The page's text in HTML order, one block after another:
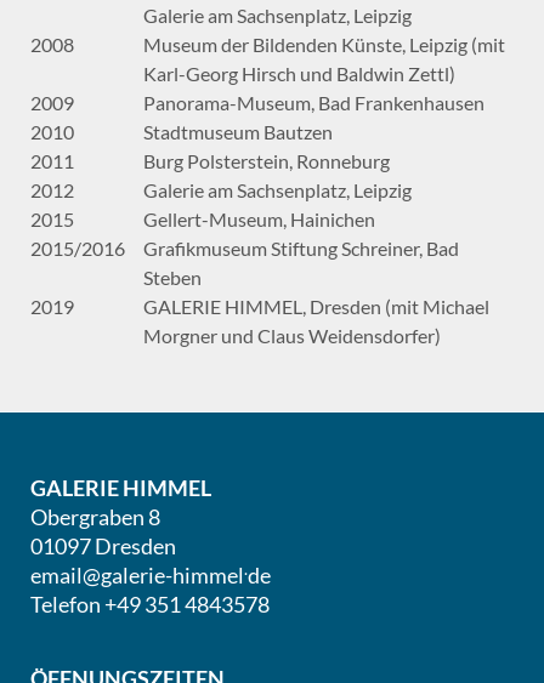
Galerie am Sachsenplatz, Leipzig
2008
Museum der Bildenden Künste, Leipzig (mit
Karl-Georg Hirsch und Baldwin Zettl)
2009
Panorama-Museum, Bad Frankenhausen
2010
Stadtmuseum Bautzen
2011
Burg Polsterstein, Ronneburg
2012
Galerie am Sachsenplatz, Leipzig
2015
Gellert-Museum, Hainichen
2015/2016
Grafikmuseum Stiftung Schreiner, Bad
Steben
2019
GALERIE HIMMEL, Dresden (mit Michael
Morgner und Claus Weidensdorfer)
GALERIE HIMMEL
Obergraben 8
01097 Dresden
email@galerie-himmel.de
Telefon +49 351 4843578